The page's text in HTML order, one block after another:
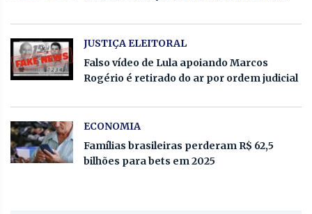
JUSTIÇA ELEITORAL
Falso vídeo de Lula apoiando Marcos
Rogério é retirado do ar por ordem judicial
ECONOMIA
Famílias brasileiras perderam R$ 62,5
bilhões para bets em 2025